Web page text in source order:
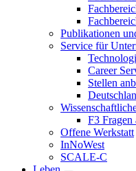
Publikationen
Service für
Career
Stellen
F3 Fragen
Offene Werkstatt
InNoWest
SCALE-C